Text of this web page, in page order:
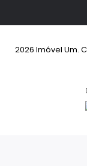
2026 Imóvel Um.